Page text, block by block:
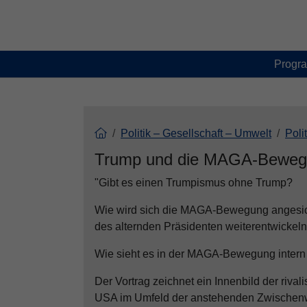
Politik – Gesellschaft – Umwelt
Trump und die MAGA-
"Gibt es einen Trumpismus ohne Trump?
Wie wird sich die MAGA-Bewegung
des alternden Präsidenten
Wie sieht es in der MAGA-Bewegung
Der Vortrag zeichnet ein Innenbild der
USA im Umfeld der anstehenden